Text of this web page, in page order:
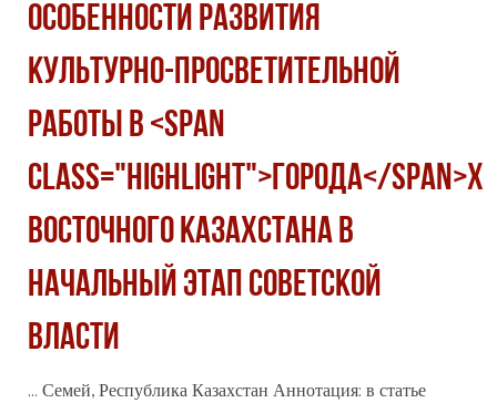
ОСОБЕННОСТИ РАЗВИТИЯ
КУЛЬТУРНО-ПРОСВЕТИТЕЛЬНОЙ
РАБОТЫ В <span
class="highlight">ГОРОДА</span>Х
ВОСТОЧНОГО КАЗАХСТАНА В
НАЧАЛЬНЫЙ ЭТАП СОВЕТСКОЙ
ВЛАСТИ
... Семей, Республика Казахстан Аннотация: в статье